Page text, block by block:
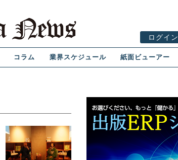
ログイン
コラム 業界スケジュール 紙面ビューアー